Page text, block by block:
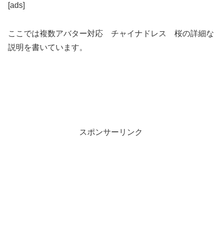
[ads]
ここでは複数アバター対応 チャイナドレス 桜の詳細な
説明を書いています。
スポンサーリンク